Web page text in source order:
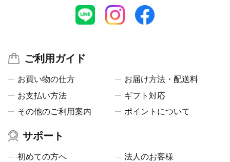
ご利用ガイド
お買い物の仕方
お届け方法・配送料
お支払い方法
ギフト対応
その他のご利用案内
ポイントについて
サポート
初めての方へ
法人のお客様